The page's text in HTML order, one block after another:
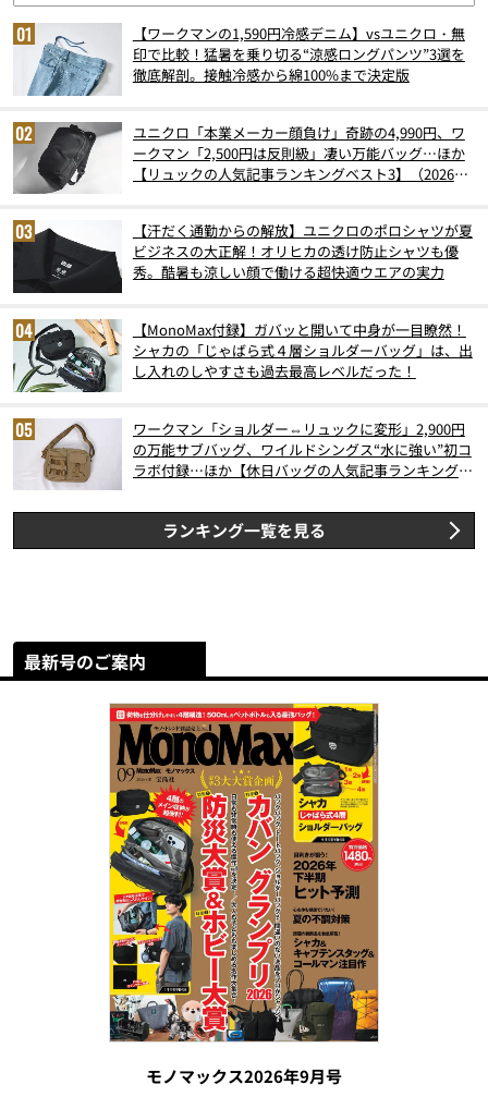
【ワークマンの1,590円冷感デニム】vsユニクロ・無
印で比較！猛暑を乗り切る“涼感ロングパンツ”3選を
徹底解剖。接触冷感から綿100%まで決定版
ユニクロ「本業メーカー顔負け」奇跡の4,990円、ワ
ークマン「2,500円は反則級」凄い万能バッグ…ほか
【リュックの人気記事ランキングベスト3】（2026年
【汗だく通勤からの解放】ユニクロのポロシャツが夏
ビジネスの大正解！オリヒカの透け防止シャツも優
秀。酷暑も涼しい顔で働ける超快適ウエアの実力
【MonoMax付録】ガバッと開いて中身が一目瞭然！
シャカの「じゃばら式４層ショルダーバッグ」は、出
し入れのしやすさも過去最高レベルだった！
ワークマン「ショルダー⇔リュックに変形」2,900円
の万能サブバッグ、ワイルドシングス“水に強い”初コ
ラボ付録…ほか【休日バッグの人気記事ランキングベ
ランキング一覧を見る
最新号のご案内
モノマックス2026年9月号